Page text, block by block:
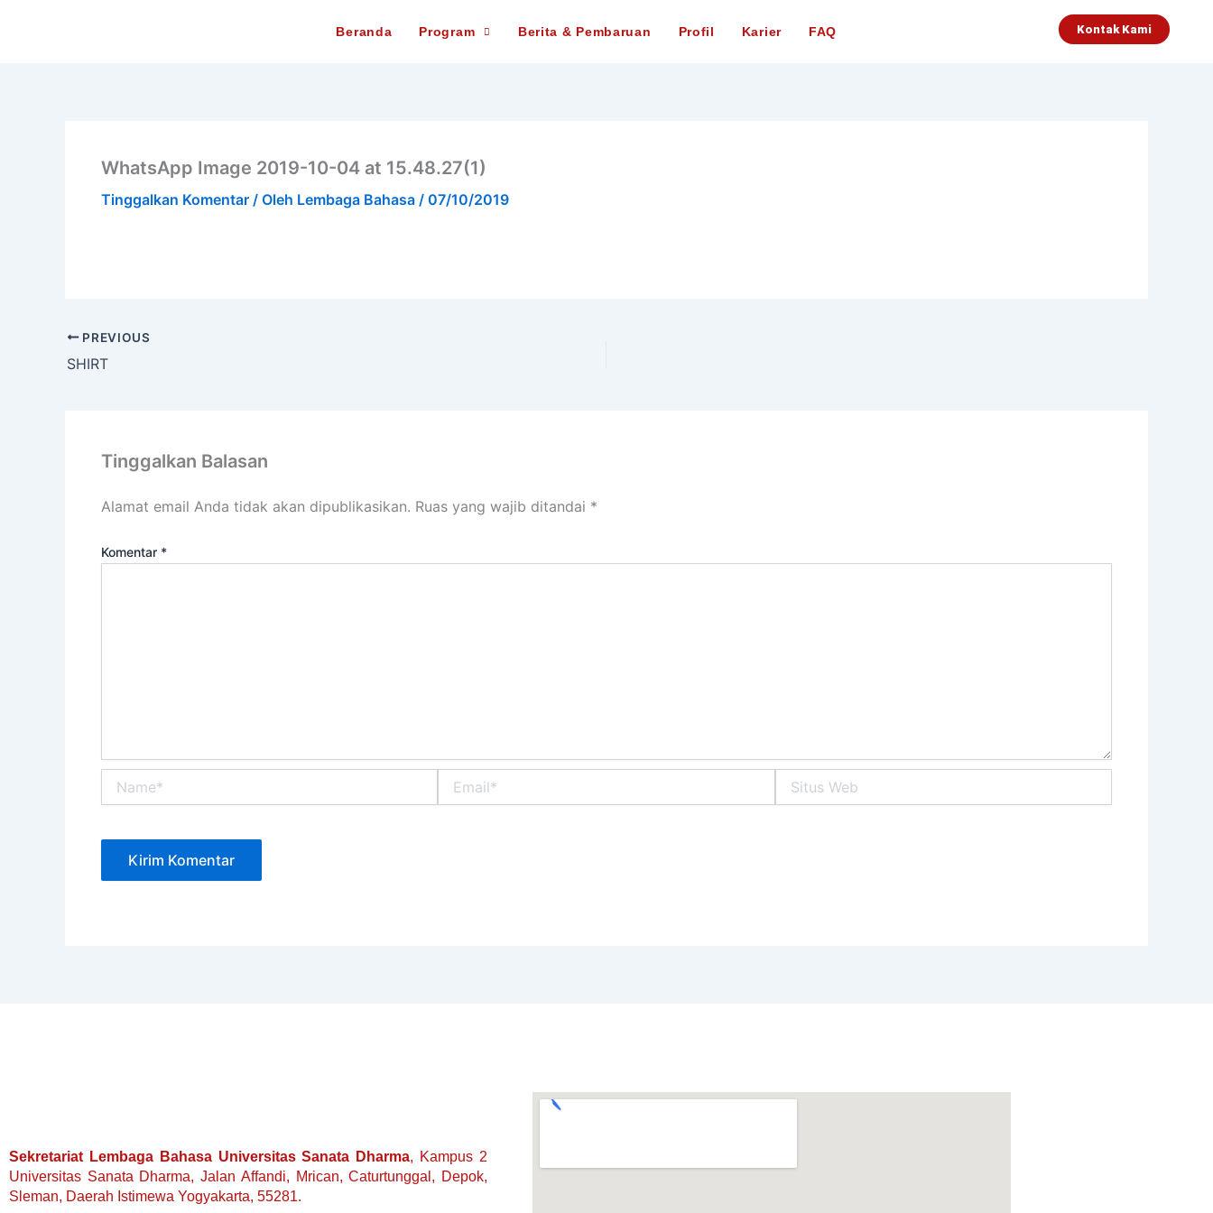
Beranda Program Berita & Pembaruan Profil Karier FAQ Kontak Kami
WhatsApp Image 2019-10-04 at 15.48.27(1)
Tinggalkan Komentar / Oleh Lembaga Bahasa / 07/10/2019
PREVIOUS
SHIRT
Tinggalkan Balasan
Alamat email Anda tidak akan dipublikasikan. Ruas yang wajib ditandai *
Komentar *
Web
Sekretariat Lembaga Bahasa Universitas Sanata Dharma, Kampus 2
Universitas Sanata Dharma, Jalan Affandi, Mrican, Caturtunggal, Depok,
Sleman, Daerah Istimewa Yogyakarta, 55281.